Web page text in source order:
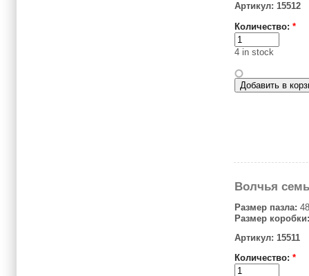
Артикул: 15512
Количество: *
4 in stock
Волчья
Размер пазла:
Размер коробки:
Артикул: 15511
Количество: *